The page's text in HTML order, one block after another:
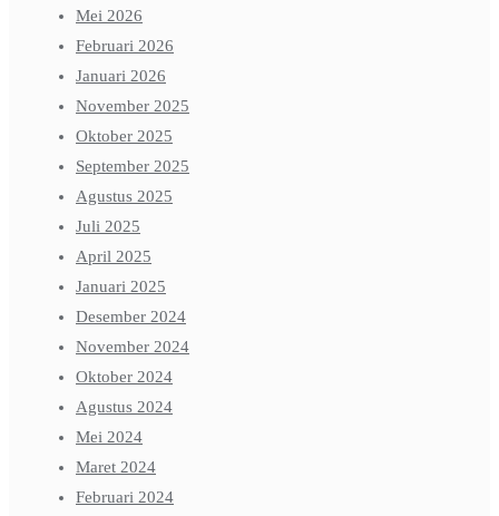
Mei 2026
Februari 2026
Januari 2026
November 2025
Oktober 2025
September 2025
Agustus 2025
Juli 2025
April 2025
Januari 2025
Desember 2024
November 2024
Oktober 2024
Agustus 2024
Mei 2024
Maret 2024
Februari 2024